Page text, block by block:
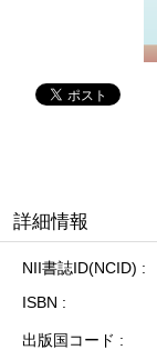
詳細情報
NII書誌ID(NCID)
ISBN
出版国コード